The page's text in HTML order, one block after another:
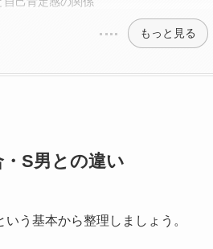
もっと見る
S男との違い
う基本から整理しましょう。